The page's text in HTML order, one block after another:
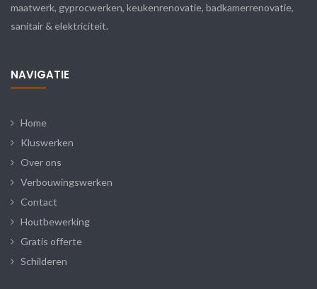
maatwerk, gyprocwerken, keukenrenovatie, badkamerrenovatie,
sanitair & elektriciteit.
NAVIGATIE
Home
Kluswerken
Over ons
Verbouwingswerken
Contact
Houtbewerking
Gratis offerte
Schilderen